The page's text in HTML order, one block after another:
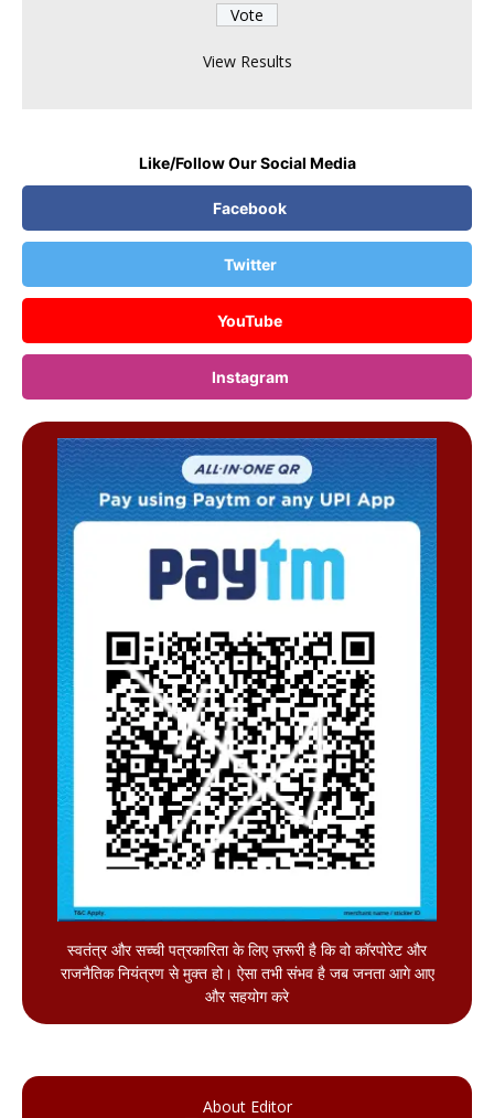
खबर हटके- महिला के जूते सूंघने आता था
View Results
Like/Follow Our Social Media
Facebook
Twitter
YouTube
Instagram
स्वतंत्र और सच्ची पत्रकारिता के लिए ज़रूरी है कि वो कॉरपोरेट और
राजनैतिक नियंत्रण से मुक्त हो। ऐसा तभी संभव है जब जनता आगे आए
और सहयोग करे
About Editor